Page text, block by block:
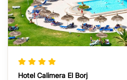
Hotel Calimera El Borj